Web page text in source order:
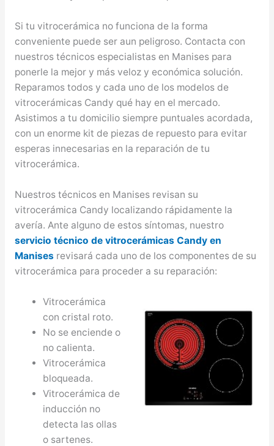
Si tu vitrocerámica no funciona de la forma
conveniente puede ser aun peligroso. Contacta con
nuestros técnicos especialistas en Manises para
ponerle la mejor y más veloz y económica solución.
Reparamos todos y cada uno de los modelos de
vitrocerámicas Candy qué hay en el mercado.
Asistimos a tu domicilio siempre puntuales acordada,
con un enorme kit de piezas de repuesto para evitar
esperas innecesarias en la reparación de tu
vitrocerámica.
Nuestros técnicos en Manises revisan su
vitrocerámica Candy localizando rápidamente la
avería. Ante alguno de estos síntomas, nuestro
servicio técnico de vitrocerámicas Candy en
Manisesrevisará cada uno de los componentes de su
vitrocerámica para proceder a su reparación:
Vitrocerámica
con cristal roto.
No se enciende o
no calienta.
Vitrocerámica
bloqueada.
Vitrocerámica de
inducción no
detecta las ollas
o sartenes.